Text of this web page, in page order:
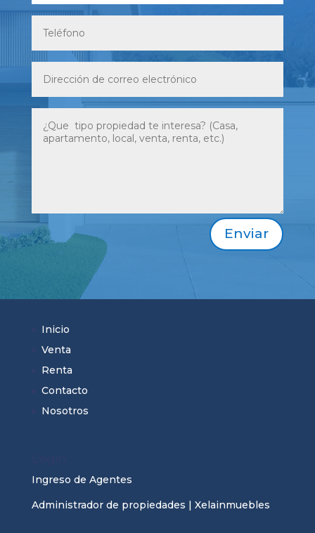
Enviar
Inicio
Venta
Renta
Contacto
Nosotros
Ingreso de Agentes
Administrador de propiedades | Xelainmuebles